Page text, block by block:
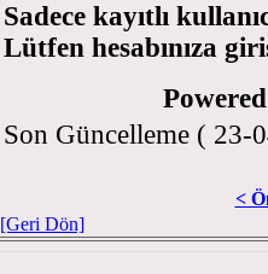
Sadece kayıtlı
Lütfen hesabınıza
Son Güncelleme ( 23-
<
[Geri Dön]